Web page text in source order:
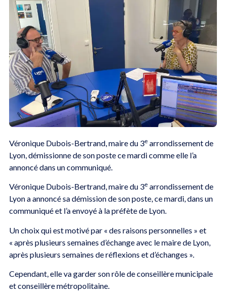
Véronique Dubois-Bertrand, maire du 3earrondissement de
Lyon, démissionne de son poste ce mardi comme elle l’a
annoncé dans un communiqué.
Véronique Dubois-Bertrand, maire du 3earrondissement de
Lyon a annoncé sa démission de son poste, ce mardi, dans un
communiqué et l’a envoyé à la préfète de Lyon.
Un choix qui est motivé par « des raisons personnelles » et
« après plusieurs semaines d’échange avec le maire de Lyon,
après plusieurs semaines de réflexions et d’échanges ».
Cependant, elle va garder son rôle de conseillère municipale
et conseillère métropolitaine.